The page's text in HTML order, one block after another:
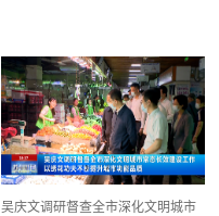
吴庆文调研督查全市深化文明城市